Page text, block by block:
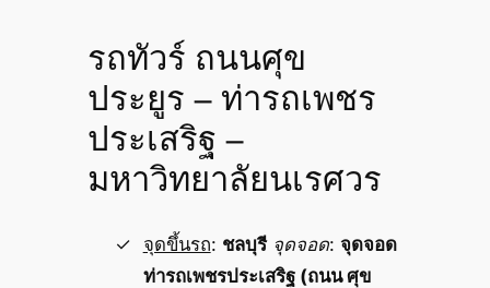
รถทัวร์ ถนนศุข
ประยูร – ท่ารถเพชร
ประเสริฐ –
มหาวิทยาลัยนเรศวร
จุดขึ้นรถ: ชลบุรี จุดจอด: จุดจอด
ท่ารถเพชรประเสริฐ (ถนน ศุข